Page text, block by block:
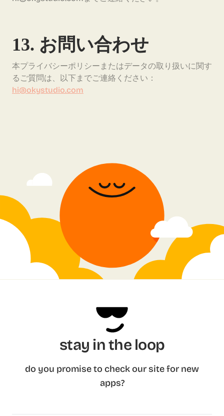
13. お問い合わせ
本プライバシーポリシーまたはデータの取り扱いに関す
るご質問は、以下までご連絡ください：
hi@okystudio.com
stay in the loop
do you promise to check our site for new
apps?